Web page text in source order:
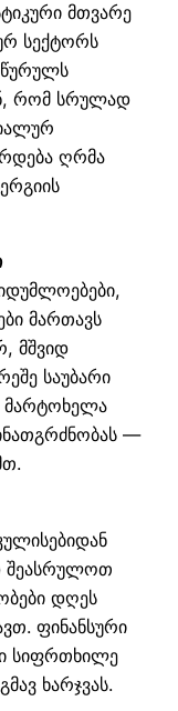
მთვარე
სექტორს
რომ სრულად
ღრმა
მართავს
მშვიდ
საუბარი
მარტოხელა
—
შეასრულოთ
დღეს
ფინანსური
სიფრთხილე
ხარჯვას.